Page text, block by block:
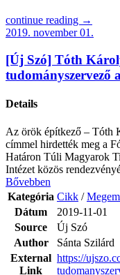
continue reading →
2019. november 01.
[Új Szó] Tóth
tudományszervező
Details
Az örök építkező – Tóth
címmel hirdették meg a
Határon Túli Magyarok
Intézet közös
Bővebben
Kategória Cikk /
Dátum
2019-11-01
Source
Új Szó
Author
Sánta Szilárd
External
Link
https://